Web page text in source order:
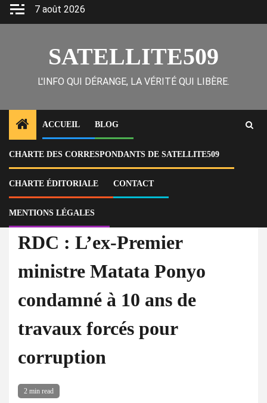
Skip
7 août 2026
SATELLITE509
L'INFO QUI DÉRANGE, LA VÉRITÉ QUI LIBÈRE.
ACCUEIL BLOG
CHARTE DES CORRESPONDANTS DE SATELLITE509
CHARTE ÉDITORIALE CONTACT
MENTIONS LÉGALES
Home
Actu
RDC : L’ex-Premier ministre Matata Ponyo condamné à 10 ans de travaux
forcés pour corruption
À la Une Actu
RDC : L’ex-Premier
ministre Matata Ponyo
condamné à 10 ans de
travaux forcés pour
corruption
2 min read